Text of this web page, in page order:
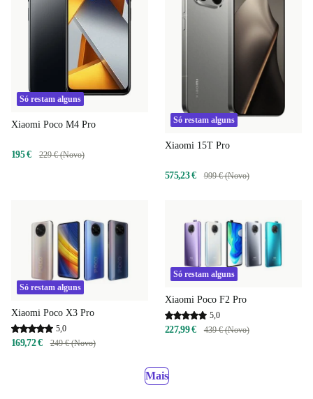
Só restam alguns
Xiaomi Poco M4 Pro
195 € 229 € (Novo)
Só restam alguns
Xiaomi 15T Pro
575,23 € 999 € (Novo)
Só restam alguns
Xiaomi Poco X3 Pro
5,0
169,72 € 249 € (Novo)
Só restam alguns
Xiaomi Poco F2 Pro
5,0
227,99 € 439 € (Novo)
Mais